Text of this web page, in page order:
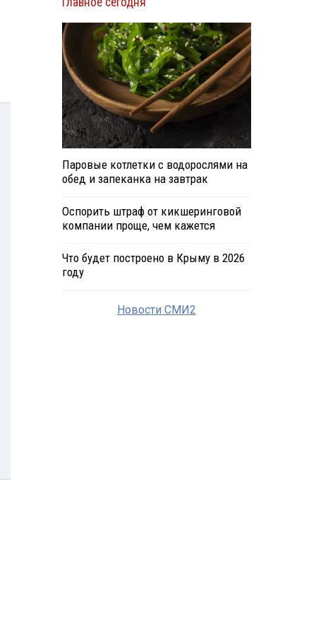
Паровые котлетки с водорослями на
обед и запеканка на завтрак
Оспорить штраф от кикшеринговой
компании проще, чем кажется
Что будет построено в Крыму в 2026
году
Новости СМИ2